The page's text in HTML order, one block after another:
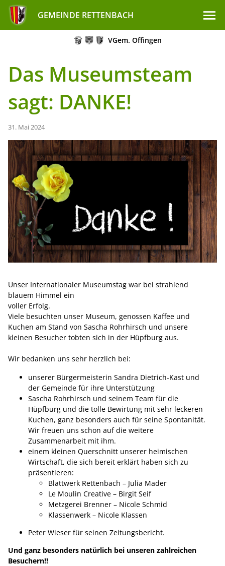
GEMEINDE RETTENBACH
VGem. Offingen
Das Museumsteam
sagt: DANKE!
31. Mai 2024
Unser Internationaler Museumstag war bei strahlend
blauem Himmel ein
voller Erfolg.
Viele besuchten unser Museum, genossen Kaffee und
Kuchen am Stand von Sascha Rohrhirsch und unsere
kleinen Besucher tobten sich in der Hüpfburg aus.
Wir bedanken uns sehr herzlich bei:
unserer Bürgermeisterin Sandra Dietrich-Kast und
der Gemeinde für ihre Unterstützung
Sascha Rohrhirsch und seinem Team für die
Hüpfburg und die tolle Bewirtung mit sehr leckeren
Kuchen, ganz besonders auch für seine Spontanität.
Wir freuen uns schon auf die weitere
Zusammenarbeit mit ihm.
einem kleinen Querschnitt unserer heimischen
Wirtschaft, die sich bereit erklärt haben sich zu
präsentieren:
Blattwerk Rettenbach – Julia Mader
Le Moulin Creative – Birgit Seif
Metzgerei Brenner – Nicole Schmid
Klassenwerk – Nicole Klassen
Peter Wieser für seinen Zeitungsbericht.
Und ganz besonders natürlich bei unseren zahlreichen
Besuchern!!